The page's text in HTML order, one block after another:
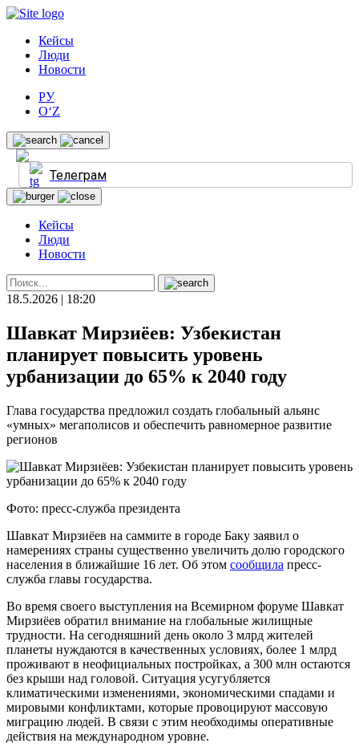
Кейсы
Люди
Новости
РУ
O‘Z
Телеграм
Кейсы
Люди
Новости
18.5.2026 | 18:20
Шавкат Мирзиёев: Узбекистан
планирует повысить уровень
урбанизации до 65% к 2040 году
Глава государства предложил создать глобальный альянс
«умных» мегаполисов и обеспечить равномерное развитие
регионов
Фото: пресс-служба президента
Шавкат Мирзиёев на саммите в городе Баку заявил о
намерениях страны существенно увеличить долю городского
населения в ближайшие 16 лет. Об этом сообщила пресс-
служба главы государства.
Во время своего выступления на Всемирном форуме Шавкат
Мирзиёев обратил внимание на глобальные жилищные
трудности. На сегодняшний день около 3 млрд жителей
планеты нуждаются в качественных условиях, более 1 млрд
проживают в неофициальных постройках, а 300 млн остаются
без крыши над головой. Ситуация усугубляется
климатическими изменениями, экономическими спадами и
мировыми конфликтами, которые провоцируют массовую
миграцию людей. В связи с этим необходимы оперативные
действия на международном уровне.